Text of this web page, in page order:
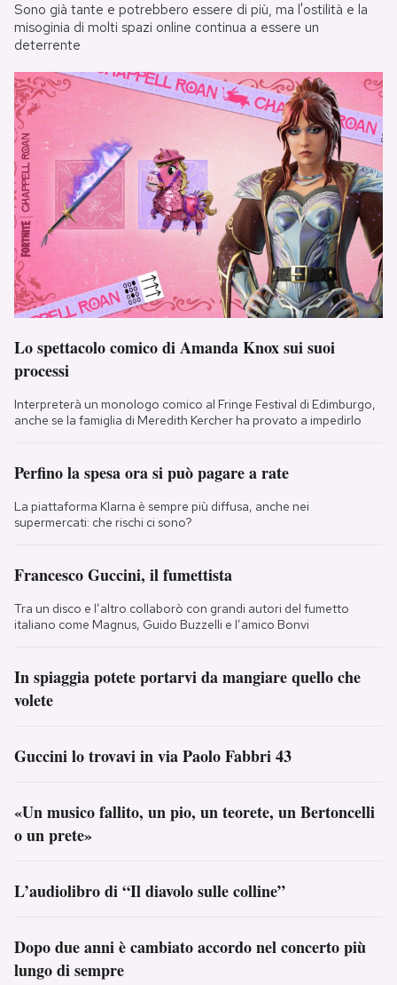
Sono già tante e potrebbero essere di più, ma l'ostilità e la
misoginia di molti spazi online continua a essere un
deterrente
Lo spettacolo comico di Amanda Knox sui suoi
processi
Interpreterà un monologo comico al Fringe Festival di Edimburgo,
anche se la famiglia di Meredith Kercher ha provato a impedirlo
Perfino la spesa ora si può pagare a rate
La piattaforma Klarna è sempre più diffusa, anche nei
supermercati: che rischi ci sono?
Francesco Guccini, il fumettista
Tra un disco e l’altro collaborò con grandi autori del fumetto
italiano come Magnus, Guido Buzzelli e l’amico Bonvi
In spiaggia potete portarvi da mangiare quello che
volete
Guccini lo trovavi in via Paolo Fabbri 43
«Un musico fallito, un pio, un teorete, un Bertoncelli
o un prete»
L’audiolibro di “Il diavolo sulle colline”
Dopo due anni è cambiato accordo nel concerto più
lungo di sempre